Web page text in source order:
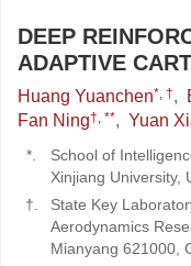
DEEP
ADAPTIVE
Huang Yuanchen*, †,
Fan Ning†, **, Yuan
*.
School of
Xinjiang University,
†.
State Key
Aerodynamics
Mianyang 621000,